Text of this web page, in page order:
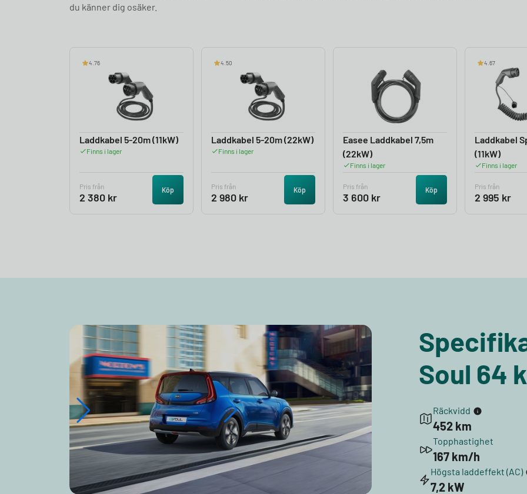
du känner dig osäker.
4.76
Laddkabel 5-20m (11kW)
Finns i lager
Pris från
2 380 kr
Köp
4.50
Laddkabel 5-20m (22kW)
Finns i lager
Pris från
2 980 kr
Köp
Easee Laddkabel 7,5m
(22kW)
Finns i lager
Pris från
3 600 kr
Köp
4.67
Laddkabel
(11kW)
Finns i lager
Pris från
2 995 kr
Soul 64
Räckvidd
452 km
Topphastighet
167 km/h
Högsta laddeffekt (AC)
7,2 kW